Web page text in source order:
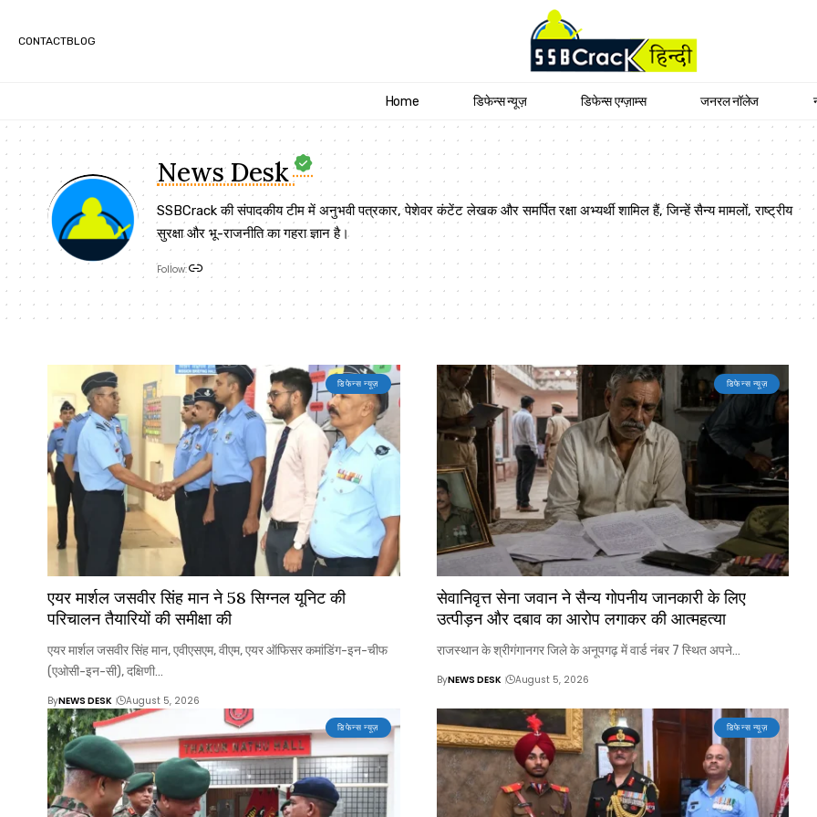
CONTACTBLOG
Home डिफेन्स न्यूज़ डिफेन्स एग्ज़ाम्स जनरल नॉलेज
News Desk
SSBCrack की संपादकीय टीम में अनुभवी पत्रकार, पेशेवर कंटेंट लेखक और समर्पित रक्षा अभ्यर्थी शामिल हैं, जिन्हें सैन्य मामलों, राष्ट्रीय
सुरक्षा और भू-राजनीति का गहरा ज्ञान है।
Follow:
डिफेन्स न्यूज़
एयर मार्शल जसवीर सिंह मान ने 58 सिग्नल यूनिट की
परिचालन तैयारियों की समीक्षा की
एयर मार्शल जसवीर सिंह मान, एवीएसएम, वीएम, एयर ऑफिसर कमांडिंग-इन-चीफ
(एओसी-इन-सी), दक्षिणी…
ByNEWS DESK August 5, 2026
डिफेन्स न्यूज़
सेवानिवृत्त सेना जवान ने सैन्य गोपनीय जानकारी के लिए
उत्पीड़न और दबाव का आरोप लगाकर की आत्महत्या
राजस्थान के श्रीगंगानगर जिले के अनूपगढ़ में वार्ड नंबर 7 स्थित अपने…
ByNEWS DESK August 5, 2026
डिफेन्स न्यूज़ डिफेन्स न्यूज़